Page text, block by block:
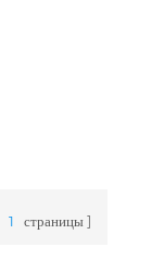
1 страницы